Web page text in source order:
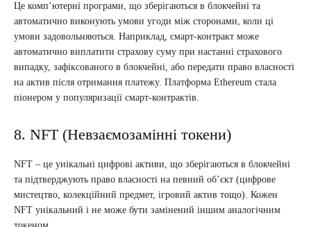
Це комп’ютерні програми, що зберігаються в блокчейні та
автоматично виконують умови угоди між сторонами, коли ці
умови задовольняються. Наприклад, смарт-контракт може
автоматично виплатити страхову суму при настанні страхового
випадку, зафіксованого в блокчейні, або передати право власності
на актив після отримання платежу. Платформа Ethereum стала
піонером у популяризації смарт-контрактів.
8. NFT (Невзаємозамінні токени)
NFT – це унікальні цифрові активи, що зберігаються в блокчейні
та підтверджують право власності на певний об’єкт (цифрове
мистецтво, колекційний предмет, ігровий актив тощо). Кожен
NFT унікальний і не може бути замінений іншим аналогічним